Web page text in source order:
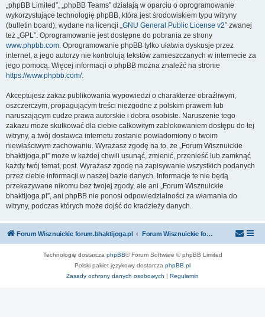
„phpBB Limited”, „phpBB Teams” działają w oparciu o oprogramowanie
wykorzystujące technologię phpBB, która jest środowiskiem typu witryny
(bulletin board), wydane na licencji „GNU General Public License v2” zwanej
też „GPL”. Oprogramowanie jest dostępne do pobrania ze strony
www.phpbb.com. Oprogramowanie phpBB tylko ułatwia dyskusje przez
internet, a jego autorzy nie kontrolują tekstów zamieszczanych w internecie za
jego pomocą. Więcej informacji o phpBB można znaleźć na stronie
https://www.phpbb.com/.
Akceptujesz zakaz publikowania wypowiedzi o charakterze obraźliwym,
oszczerczym, propagującym treści niezgodne z polskim prawem lub
naruszającym cudze prawa autorskie i dobra osobiste. Naruszenie tego
zakazu może skutkować dla ciebie całkowitym zablokowaniem dostępu do tej
witryny, a twój dostawca internetu zostanie powiadomiony o twoim
niewłaściwym zachowaniu. Wyrażasz zgodę na to, że „Forum Wisznuickie
bhaktijoga.pl” może w każdej chwili usunąć, zmienić, przenieść lub zamknąć
każdy twój temat, post. Wyrażasz zgodę na zapisywanie wszystkich podanych
przez ciebie informacji w naszej bazie danych. Informacje te nie będą
przekazywane nikomu bez twojej zgody, ale ani „Forum Wisznuickie
bhaktijoga.pl”, ani phpBB nie ponosi odpowiedzialności za włamania do
witryny, podczas których może dojść do kradzieży danych.
Forum Wisznuickie forum.bhaktijoga.pl Forum Wisznuickie forum.bhaktijoga.pl
Technologię dostarcza phpBB® Forum Software © phpBB Limited
Polski pakiet językowy dostarcza phpBB.pl
Zasady ochrony danych osobowych | Regulamin